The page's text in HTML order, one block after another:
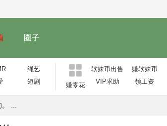
圈子
绳艺
短剧 赚零花
软妹币出售 赚软妹币
VIP求助
领工资
...